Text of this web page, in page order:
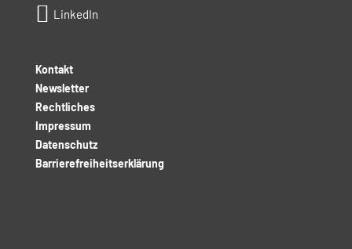
 LinkedIn
Kontakt
Newsletter
Rechtliches
Impressum
Datenschutz
Barrierefreiheitserklärung